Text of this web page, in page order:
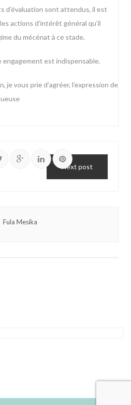
d’évaluation sont attendus, il est
actions d’intérêt général qu’il
du mécénat à ce stade.
est indispensable.
vous prie d’agréer, l’expression de
Next post
Fula Mesika